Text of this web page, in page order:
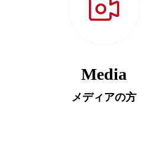
Media
メディアの方